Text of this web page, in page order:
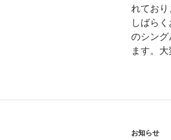
れてお
しばら
のシング
ます。大
お知らせ